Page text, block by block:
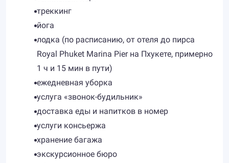
треккинг
йога
лодка (по расписанию, от отеля до пирса
Royal Phuket Marina Pier на Пхукете, примерно
1 ч и 15 мин в пути)
ежедневная уборка
услуга «звонок-будильник»
доставка еды и напитков в номер
услуги консьержа
хранение багажа
экскурсионное бюро